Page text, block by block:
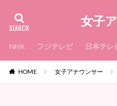
女子
NHK フジテレビ 日本テレ
HOME 女子アナウンサー